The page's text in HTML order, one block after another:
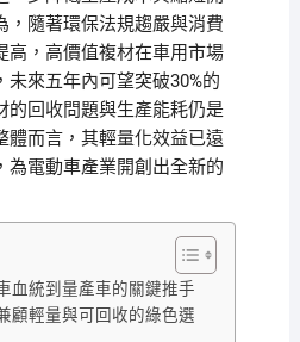
，隨著環保法規趨嚴與消費
高，高價值複材在車用市場
未來五年內可望突破30%的
的回收問題與生產能耗仍是
體而言，其輕量化效益已遠
為電動車產業開創出全新的
血統到量產車的關鍵推手
顧輕量與可回收的綠色選